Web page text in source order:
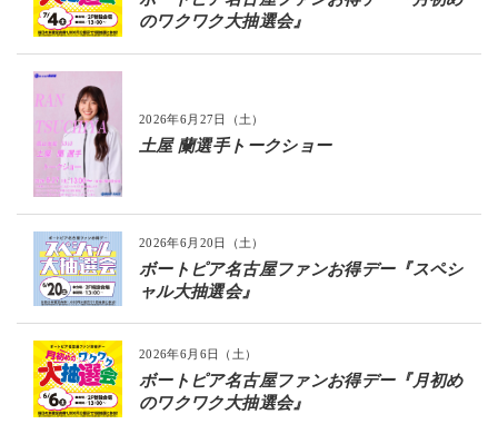
のワクワク大抽選会』
2026年6月27日（土）
土屋 蘭選手トークショー
2026年6月20日（土）
ボートピア名古屋ファンお得デー『スペシ
ャル大抽選会』
2026年6月6日（土）
ボートピア名古屋ファンお得デー『月初め
のワクワク大抽選会』